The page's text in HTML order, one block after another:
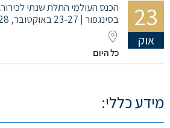
23
אוק
בסינגפור | 23-27 באוקטובר, 2028
כל היום
מידע כללי: